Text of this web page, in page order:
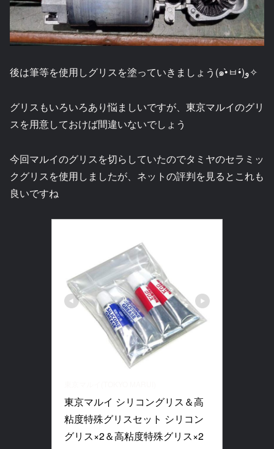
後は筆等を使用しグリスを塗っていきましょう(๑•̀ㅂ•́)و✧
グリスもいろいろあり悩ましいですが、東京マルイのグリ
スを用意しておけば間違いないでしょう
今回マルイのグリスを切らしていたのでタミヤのセラミッ
クグリスを使用しましたが、ネットの評判を見るとこれも
良いですね
東京マルイ シリコングリス＆高
粘度特殊グリスセット シリコン
グリス×2＆高粘度特殊グリス×2